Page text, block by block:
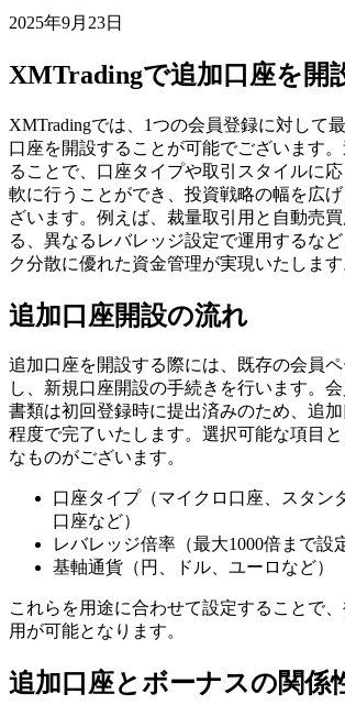
2025年9月23日
XMTradingで追加口座を開
XMTradingでは、1つの会員登録に対して
口座を開設することが可能でございます
ることで、口座タイプや取引スタイルに
軟に行うことができ、投資戦略の幅を広
ざいます。例えば、裁量取引用と自動売
る、異なるレバレッジ設定で運用するな
ク分散に優れた資金管理が実現いたします
追加口座開設の流れ
追加口座を開設する際には、既存の会員
し、新規口座開設の手続きを行います。
書類は初回登録時に提出済みのため、追
程度で完了いたします。選択可能な項目
なものがございます。
口座タイプ（マイクロ口座、スタン
口座など）
レバレッジ倍率（最大1000倍まで設
基軸通貨（円、ドル、ユーロなど）
これらを用途に合わせて設定することで
用が可能となります。
追加口座とボーナスの関係